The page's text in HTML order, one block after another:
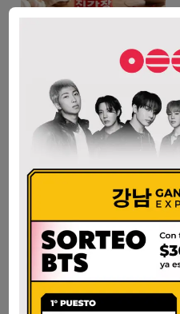
SALSA DE SOJA S
860ml.
8.500